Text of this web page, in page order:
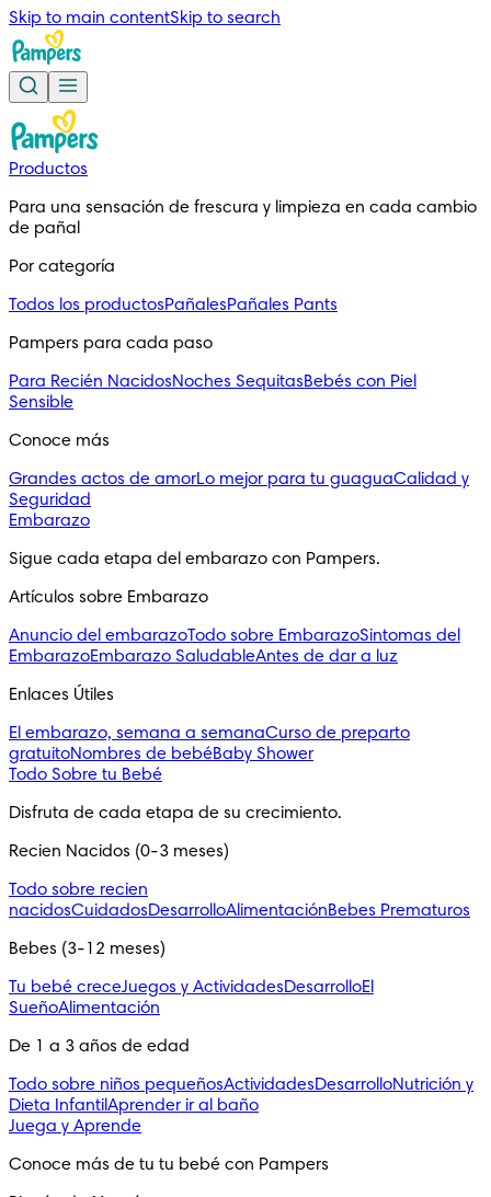
Skip to main contentSkip to search
Productos
Para una sensación de frescura y limpieza en cada cambio
de pañal
Por categoría
Todos los productosPañalesPañales Pants
Pampers para cada paso
Para Recién NacidosNoches SequitasBebés con Piel
Sensible
Conoce más
Grandes actos de amorLo mejor para tu guaguaCalidad y
Seguridad
Embarazo
Sigue cada etapa del embarazo con Pampers.
Artículos sobre Embarazo
Anuncio del embarazoTodo sobre EmbarazoSintomas del
EmbarazoEmbarazo SaludableAntes de dar a luz
Enlaces Útiles
El embarazo, semana a semanaCurso de preparto
gratuitoNombres de bebéBaby Shower
Todo Sobre tu Bebé
Disfruta de cada etapa de su crecimiento.
Recien Nacidos (0-3 meses)
Todo sobre recien
nacidosCuidadosDesarrolloAlimentaciónBebes Prematuros
Bebes (3-12 meses)
Tu bebé creceJuegos y ActividadesDesarrolloEl
SueñoAlimentación
De 1 a 3 años de edad
Todo sobre niños pequeñosActividadesDesarrolloNutrición y
Dieta InfantilAprender ir al baño
Juega y Aprende
Conoce más de tu tu bebé con Pampers